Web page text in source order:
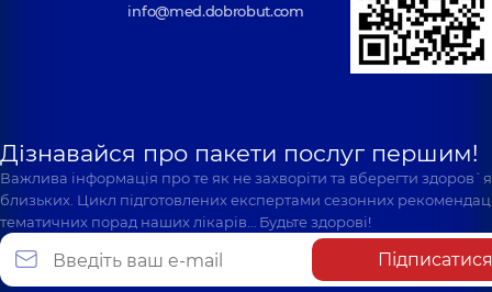
info@med.dobrobut.com
Дізнавайся про пакети послуг першим!
Важлива інформація про те як не захворіти та вберегти
близьких. Цикл підготовлених експертами сезонних
тематичних порад наших лікарів… Будьте здорові!
Підписатися